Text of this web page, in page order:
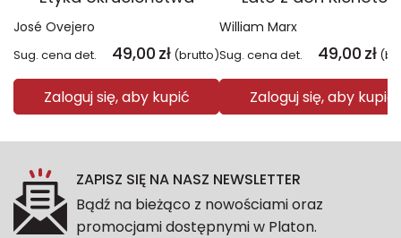
José Ovejero
Sug. cena det. 49,00 zł (brutto)
Zaloguj się, aby kupić
William Marx
Sug. cena det. 49,00 zł
Zaloguj się, aby kupić
ZAPISZ SIĘ NA NASZ NEWSLETTER
Bądź na bieżąco z nowościami oraz
promocjami dostępnymi w Platon.